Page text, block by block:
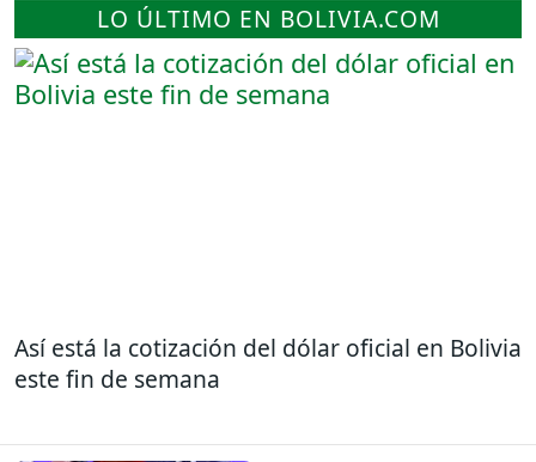
LO ÚLTIMO EN BOLIVIA.COM
Así está la cotización del dólar oficial en Bolivia
este fin de semana